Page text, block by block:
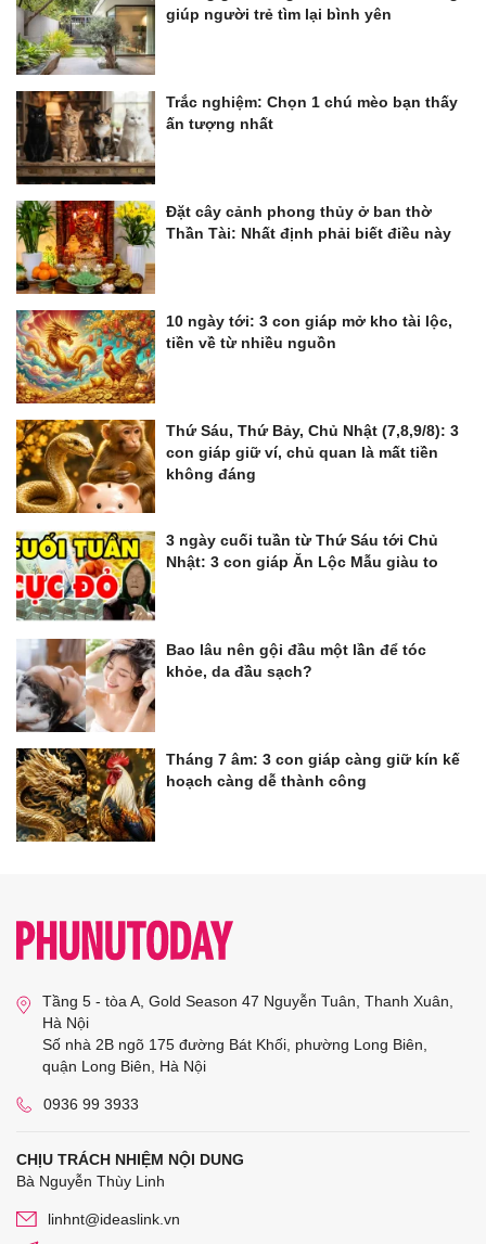
giúp người trẻ tìm lại bình yên
Trắc nghiệm: Chọn 1 chú mèo bạn thấy
ấn tượng nhất
Đặt cây cảnh phong thủy ở ban thờ
Thần Tài: Nhất định phải biết điều này
10 ngày tới: 3 con giáp mở kho tài lộc,
tiền về từ nhiều nguồn
Thứ Sáu, Thứ Bảy, Chủ Nhật (7,8,9/8): 3
con giáp giữ ví, chủ quan là mất tiền
không đáng
3 ngày cuối tuần từ Thứ Sáu tới Chủ
Nhật: 3 con giáp Ăn Lộc Mẫu giàu to
Bao lâu nên gội đầu một lần để tóc
khỏe, da đầu sạch?
Tháng 7 âm: 3 con giáp càng giữ kín kế
hoạch càng dễ thành công
Tầng 5 - tòa A, Gold Season 47 Nguyễn Tuân, Thanh Xuân,
Hà Nội
Số nhà 2B ngõ 175 đường Bát Khối, phường Long Biên,
quận Long Biên, Hà Nội
0936 99 3933
CHỊU TRÁCH NHIỆM NỘI DUNG
Bà Nguyễn Thùy Linh
linhnt@ideaslink.vn